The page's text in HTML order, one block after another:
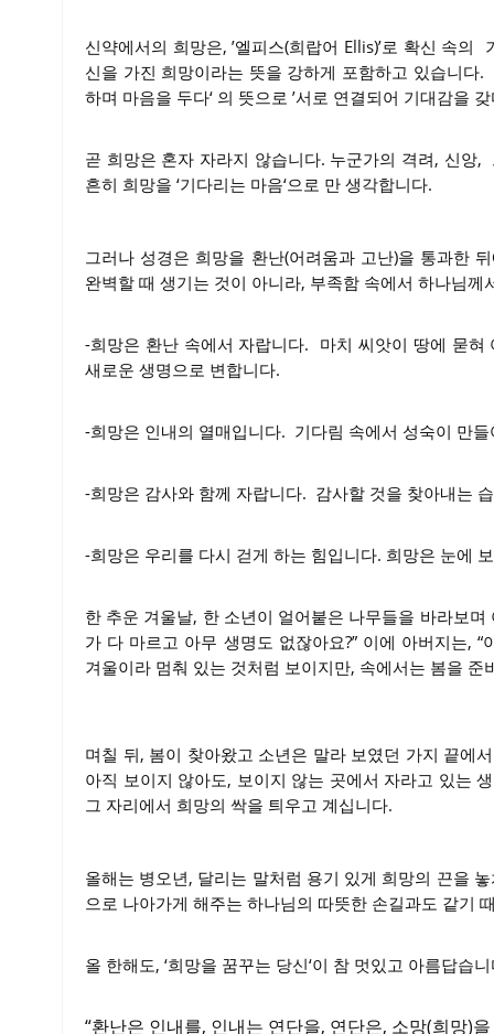
신약에서의 희망은, ’엘피스(희랍어 Ellis)’로 확신 속
신을 가진 희망이라는 뜻을 강하게 포함하고 있습니
하며 마음을 두다‘ 의 뜻으로 ’서로 연결되어 기대감을
곧 희망은 혼자 자라지 않습니다. 누군가의 격려, 신
흔히 희망을 ‘기다리는 마음‘으로 만 생각합니다.
그러나 성경은 희망을 환난(어려움과 고난)을 통과한
완벽할 때 생기는 것이 아니라, 부족함 속에서 하나님
-희망은 환난 속에서 자랍니다. 마치 씨앗이 땅에 묻
새로운 생명으로 변합니다.
-희망은 인내의 열매입니다. 기다림 속에서 성숙이 만
-희망은 감사와 함께 자랍니다. 감사할 것을 찾아내는
-희망은 우리를 다시 걷게 하는 힘입니다. 희망은 눈에
한 추운 겨울날, 한 소년이 얼어붙은 나무들을 바라보
가 다 마르고 아무 생명도 없잖아요?” 이에 아버지는,
겨울이라 멈춰 있는 것처럼 보이지만, 속에서는 봄을 준
며칠 뒤, 봄이 찾아왔고 소년은 말라 보였던 가지 끝에
아직 보이지 않아도, 보이지 않는 곳에서 자라고 있는
그 자리에서 희망의 싹을 틔우고 계십니다.
올해는 병오년, 달리는 말처럼 용기 있게 희망의 끈을
으로 나아가게 해주는 하나님의 따뜻한 손길과도 같기
올 한해도, ‘희망을 꿈꾸는 당신‘이 참 멋있고 아름답습
“환난은 인내를, 인내는 연단을, 연단은, 소망(희망)